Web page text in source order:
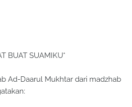
BUAT SUAMIKU*
Ad-Daarul Mukhtar dari madzhab